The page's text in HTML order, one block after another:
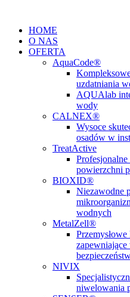
treści
HOME
O NAS
OFERTA
AquaCode®
uzdatniania
AQUAlab
wody
CALNEX®
Wysoce
osadów w
TreatActive
powierzchni
BIOXID®
Niezawodne
wodnych
MetalZell®
zapewniające
NIVIX
niwelowania